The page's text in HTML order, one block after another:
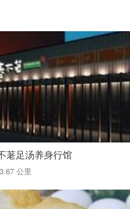
荖足汤养身行馆
3.67 公里